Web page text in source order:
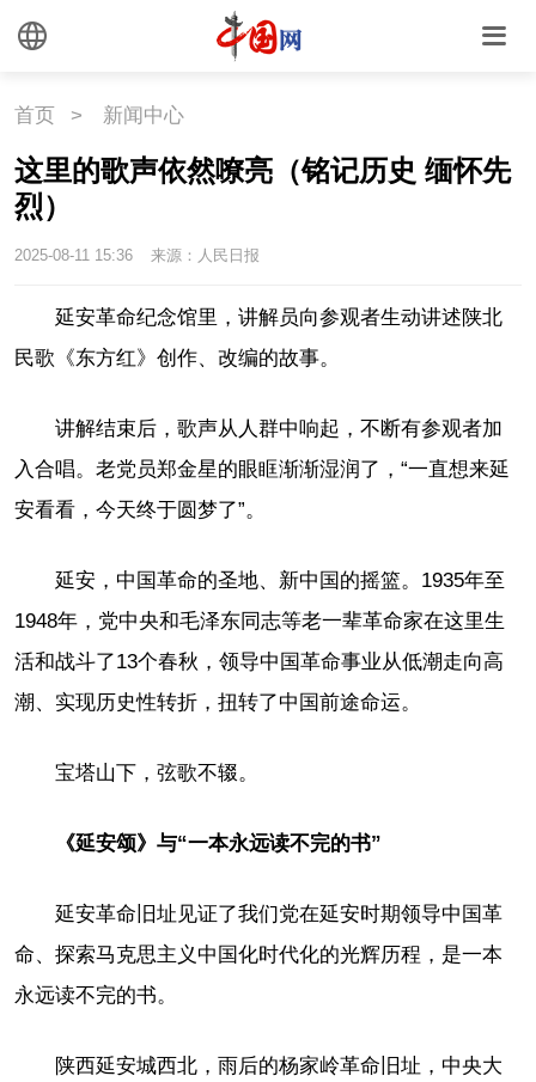
首页 > 新闻中心
这里的歌声依然嘹亮（铭记历史 缅怀先
烈）
2025-08-11 15:36 来源：人民日报
延安革命纪念馆里，讲解员向参观者生动讲述陕北
民歌《东方红》创作、改编的故事。
讲解结束后，歌声从人群中响起，不断有参观者加
入合唱。老党员郑金星的眼眶渐渐湿润了，“一直想来延
安看看，今天终于圆梦了”。
延安，中国革命的圣地、新中国的摇篮。1935年至
1948年，党中央和毛泽东同志等老一辈革命家在这里生
活和战斗了13个春秋，领导中国革命事业从低潮走向高
潮、实现历史性转折，扭转了中国前途命运。
宝塔山下，弦歌不辍。
《延安颂》与“一本永远读不完的书”
延安革命旧址见证了我们党在延安时期领导中国革
命、探索马克思主义中国化时代化的光辉历程，是一本
永远读不完的书。
陕西延安城西北，雨后的杨家岭革命旧址，中央大